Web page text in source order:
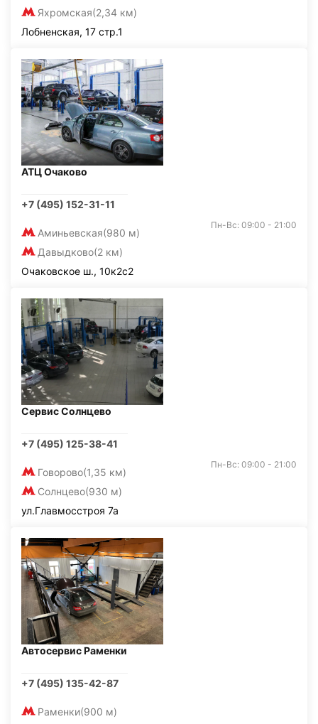
Яхромская(2,34 км)
Лобненская, 17 стр.1
АТЦ Очаково
+7 (495) 152-31-11
Аминьевская(980 м)
Давыдково(2 км)
Пн-Вс: 09:00 - 21:00
Очаковское ш., 10к2с2
Сервис Солнцево
+7 (495) 125-38-41
Говорово(1,35 км)
Солнцево(930 м)
Пн-Вс: 09:00 - 21:00
ул.Главмосстроя 7а
Автосервис Раменки
+7 (495) 135-42-87
Раменки(900 м)